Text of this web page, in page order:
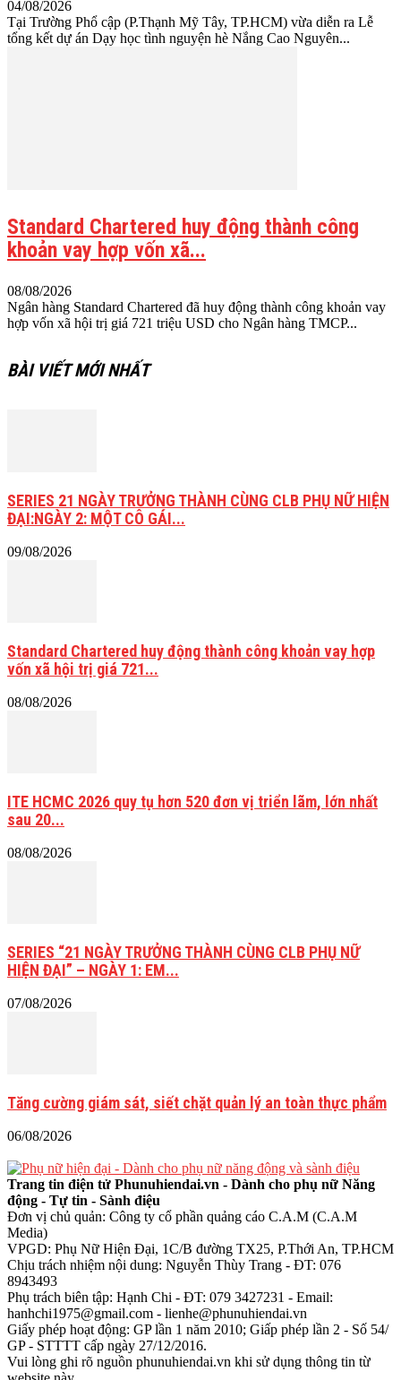
04/08/2026
Tại Trường Phổ cập (P.Thạnh Mỹ Tây, TP.HCM) vừa diễn ra Lễ
tổng kết dự án Dạy học tình nguyện hè Nắng Cao Nguyên...
Standard Chartered huy động thành công
khoản vay hợp vốn xã...
08/08/2026
Ngân hàng Standard Chartered đã huy động thành công khoản vay
hợp vốn xã hội trị giá 721 triệu USD cho Ngân hàng TMCP...
BÀI VIẾT MỚI NHẤT
SERIES 21 NGÀY TRƯỞNG THÀNH CÙNG CLB PHỤ NỮ HIỆN
ĐẠI:NGÀY 2: MỘT CÔ GÁI...
09/08/2026
Standard Chartered huy động thành công khoản vay hợp
vốn xã hội trị giá 721...
08/08/2026
ITE HCMC 2026 quy tụ hơn 520 đơn vị triển lãm, lớn nhất
sau 20...
08/08/2026
SERIES “21 NGÀY TRƯỞNG THÀNH CÙNG CLB PHỤ NỮ
HIỆN ĐẠI” – NGÀY 1: EM...
07/08/2026
Tăng cường giám sát, siết chặt quản lý an toàn thực phẩm
06/08/2026
Trang tin điện tử Phunuhiendai.vn - Dành cho phụ nữ Năng
động - Tự tin - Sành điệu
Đơn vị chủ quản: Công ty cổ phần quảng cáo C.A.M (C.A.M
Media)
VPGD: Phụ Nữ Hiện Đại, 1C/B đường TX25, P.Thới An, TP.HCM
Chịu trách nhiệm nội dung: Nguyễn Thùy Trang - ĐT: 076
8943493
Phụ trách biên tập: Hạnh Chi - ĐT: 079 3427231 - Email:
hanhchi1975@gmail.com - lienhe@phunuhiendai.vn
Giấy phép hoạt động: GP lần 1 năm 2010; Giấp phép lần 2 - Số 54/
GP - STTTT cấp ngày 27/12/2016.
Vui lòng ghi rõ nguồn phunuhiendai.vn khi sử dụng thông tin từ